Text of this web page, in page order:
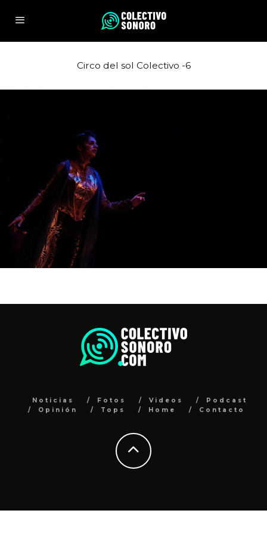
Circo del sol Colectivo -6
Noticias Fotos Videos
Podcast
Opinión
Tops Home Contacto